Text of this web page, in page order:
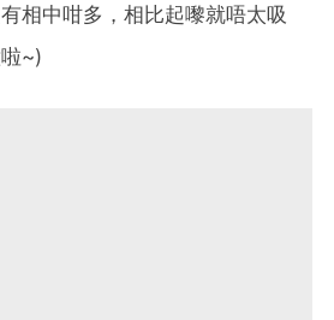
相中咁多，相比起嚟就唔太吸
~)